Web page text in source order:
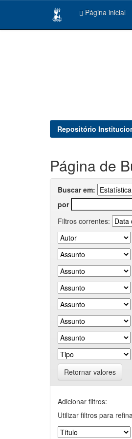
Página inicial
Repositório
Página de
Buscar em:
por
Filtros correntes:
Retornar valores
Adicionar filtros:
Utilizar filtros para